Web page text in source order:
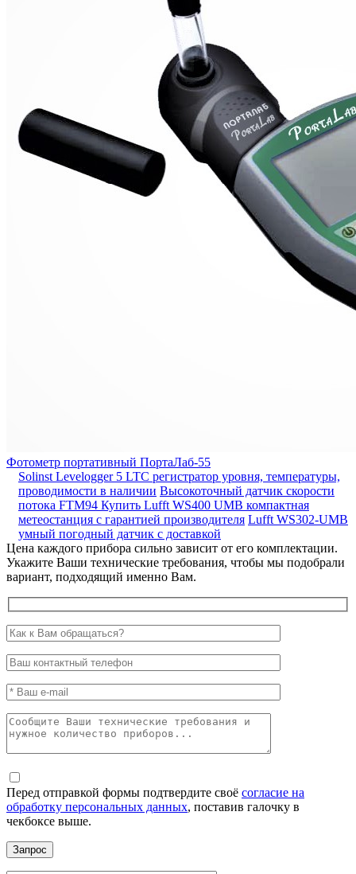
Фотометр портативный ПортаЛаб-55
Solinst Levelogger 5 LTC регистратор уровня, температуры,
проводимости в наличии Высокоточный датчик скорости
потока FTM94 Купить Lufft WS400 UMB компактная
метеостанция с гарантией производителя Lufft WS302-UMB
умный погодный датчик с доставкой
Цена каждого прибора сильно зависит от его комплектации.
Укажите Ваши технические требования, чтобы мы подобрали
вариант, подходящий именно Вам.
Перед отправкой формы подтвердите своё согласие на
обработку персональных данных, поставив галочку в
чекбоксе выше.